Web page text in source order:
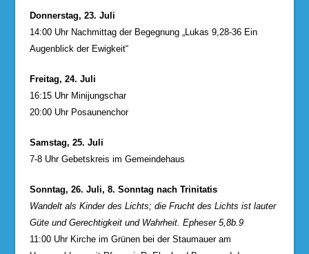
Donnerstag, 23. Juli
14:00 Uhr Nachmittag der Begegnung „Lukas 9,28-36 Ein
Augenblick der Ewigkeit“
Freitag, 24. Juli
16:15 Uhr Minijungschar
20:00 Uhr Posaunenchor
Samstag, 25. Juli
7-8 Uhr Gebetskreis im Gemeindehaus
Sonntag, 26. Juli, 8. Sonntag nach Trinitatis
Wandelt als Kinder des Lichts; die Frucht des Lichts ist lauter
Güte und Gerechtigkeit und Wahrheit. Epheser 5,8b.9
11:00 Uhr Kirche im Grünen bei der Staumauer am